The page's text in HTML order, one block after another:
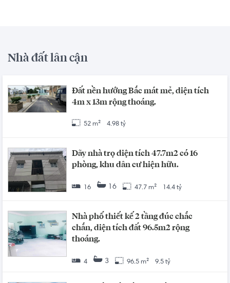
Nhà đất lân cận
Đất nền hướng Bắc mát mẻ, diện tích
4m x 13m rộng thoáng.
52 m² 4.98 tỷ
Dãy nhà trọ diện tích 47.7m2 có 16
phòng, khu dân cư hiện hữu.
16 16 47.7 m² 14.4 tỷ
Nhà phố thiết kế 2 tầng đúc chắc
chắn, diện tích đất 96.5m2 rộng
thoáng.
4 3 96.5 m² 9.5 tỷ